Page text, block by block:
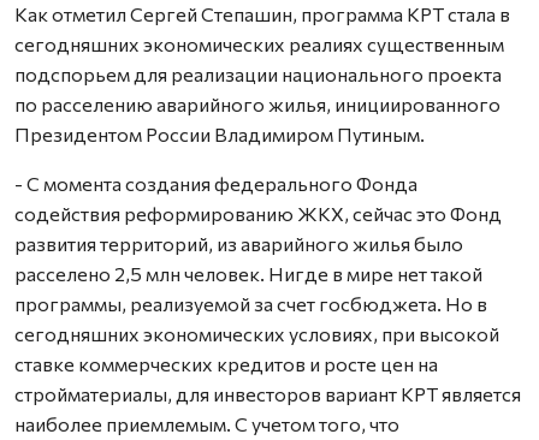
Как отметил Сергей Степашин, программа КРТ стала в
сегодняшних экономических реалиях существенным
подспорьем для реализации национального проекта
по расселению аварийного жилья, инициированного
Президентом России Владимиром Путиным.
- С момента создания федерального Фонда
содействия реформированию ЖКХ, сейчас это Фонд
развития территорий, из аварийного жилья было
расселено 2,5 млн человек. Нигде в мире нет такой
программы, реализуемой за счет госбюджета. Но в
сегодняшних экономических условиях, при высокой
ставке коммерческих кредитов и росте цен на
стройматериалы, для инвесторов вариант КРТ является
наиболее приемлемым. С учетом того, что